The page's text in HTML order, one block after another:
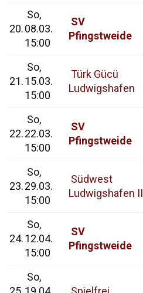
20.
So,
08.03.
15:00
SV
Pfingstweide
21.
So,
15.03.
15:00
Türk Gücü
Ludwigshafen
22.
So,
22.03.
15:00
SV
Pfingstweide
23.
So,
29.03.
15:00
Südwest
Ludwigshafen II
24.
So,
12.04.
15:00
SV
Pfingstweide
So,